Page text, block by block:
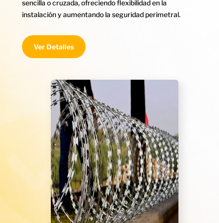
sencilla o cruzada, ofreciendo flexibilidad en la
instalación y aumentando la seguridad perimetral.
Ver Detalles